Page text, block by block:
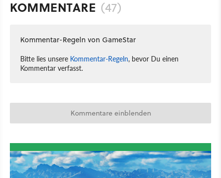
KOMMENTARE (47)
Kommentar-Regeln von GameStar
Bitte lies unsere Kommentar-Regeln, bevor Du einen
Kommentar verfasst.
Kommentare einblenden